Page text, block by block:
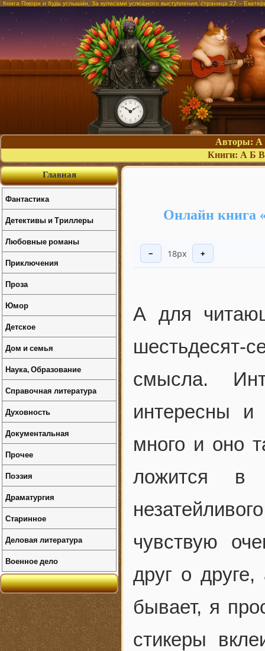
Книга Говори и будь услышан. За кулисами успешного выступления, страница 27 –
Авторы: А
Книги: А Б В
Онлайн книга
− 18px +
А для
шестьдесят-
смысла.
интересны и
много и оно
ложится в
чувствую
друг о друге,
бывает, я
стикеры
Главная
Фантастика
Детективы и Триллеры
Любовные романы
Приключения
Проза
Юмор
Детское
Дом и семья
Наука, Образование
Справочная литература
Духовность
Документальная
Прочее
Поэзия
Драматургия
Старинное
Деловая литература
Военное дело